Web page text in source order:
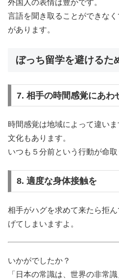
外国人の表情は豊かです。
言語を聞き取ることができな
があります。
ぼっち留学を避けるた
7. 相手の時間感覚にあわ
時間感覚は地域によって違い
文化もあります。
いつも５分前という行動が命取
8. 適度な身体接触を
相手がハグを求めて来たら拒
げてしまいますよ。
いかがでしたか？
「日本の常識は、世界の非常